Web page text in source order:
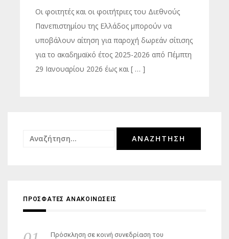
Οι φοιτητές και οι φοιτήτριες του Διεθνούς
Πανεπιστημίου της Ελλάδος μπορούν να
υποβάλουν αίτηση για παροχή δωρεάν σίτισης
για το ακαδημαϊκό έτος 2025-2026 από Πέμπτη
29 Ιανουαρίου 2026 έως και [ … ]
Αναζήτηση
ΠΡΟΣΦΑΤΕΣ ΑΝΑΚΟΙΝΩΣΕΙΣ
Πρόσκληση σε κοινή συνεδρίαση του